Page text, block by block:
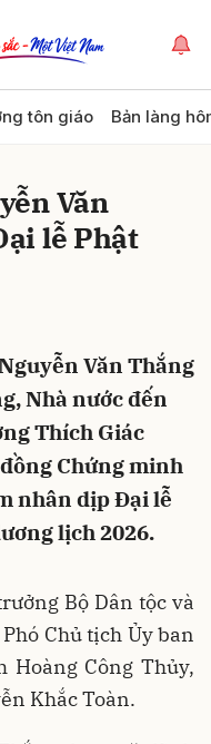
tôn giáo Bản làng
Văn
lễ Phật
Văn Thắng
Nhà nước đến
Thích Giác
Chứng minh
nhân dịp Đại lễ
lịch 2026.
Bộ Dân tộc và
Chủ tịch Ủy ban
Hoàng Công Thủy,
Khắc Toàn.